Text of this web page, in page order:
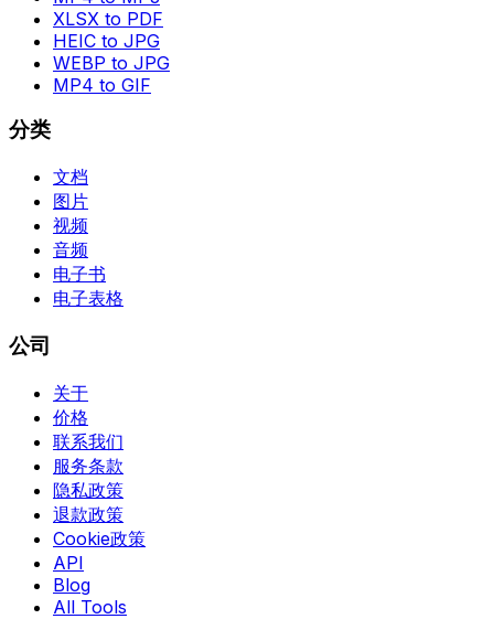
XLSX to PDF
HEIC to JPG
WEBP to JPG
MP4 to GIF
分类
文档
图片
视频
音频
电子书
电子表格
公司
关于
价格
联系我们
服务条款
隐私政策
退款政策
Cookie政策
API
Blog
All Tools